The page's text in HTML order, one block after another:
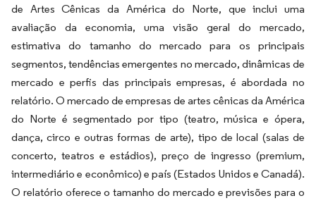
de Artes Cênicas da América do Norte, que inclui uma
avaliação da economia, uma visão geral do mercado,
estimativa do tamanho do mercado para os principais
segmentos, tendências emergentes no mercado, dinâmicas de
mercado e perfis das principais empresas, é abordada no
relatório. O mercado de empresas de artes cênicas da América
do Norte é segmentado por tipo (teatro, música e ópera,
dança, circo e outras formas de arte), tipo de local (salas de
concerto, teatros e estádios), preço de ingresso (premium,
intermediário e econômico) e país (Estados Unidos e Canadá).
O relatório oferece o tamanho do mercado e previsões para o